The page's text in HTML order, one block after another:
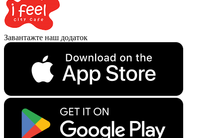
Завантажте наш додаток